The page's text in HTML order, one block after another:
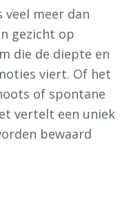
meer dan
gezicht op
die de diepte en
viert. Of het
of spontane
vertelt een uniek
bewaard